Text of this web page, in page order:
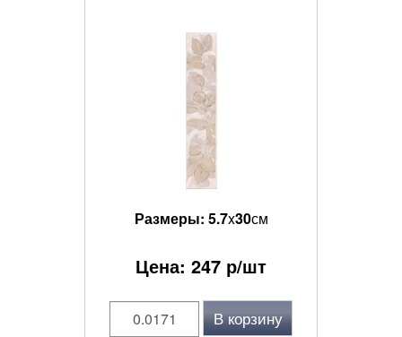
Размеры: 5.7x30см
Цена: 247 р/шт
В корзину